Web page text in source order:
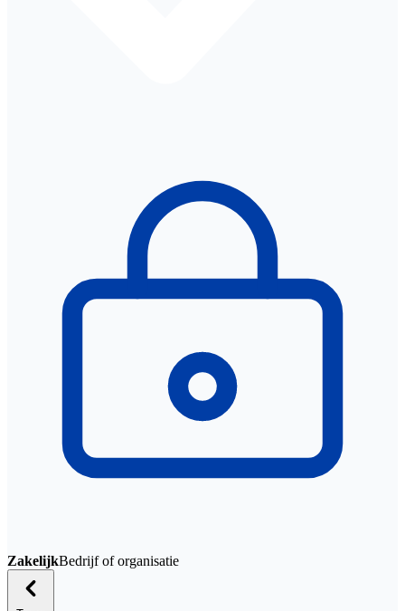
ZakelijkBedrijf of organisatie